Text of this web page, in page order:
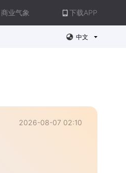
商业气象 下载APP
中文
2026-08-07 02:10